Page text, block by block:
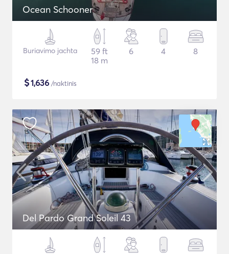
Ocean Schooner
Buriavimo jachta
59 ft
18 m
6 4 8
$1,636 /naktinis
Del Pardo Grand Soleil 43